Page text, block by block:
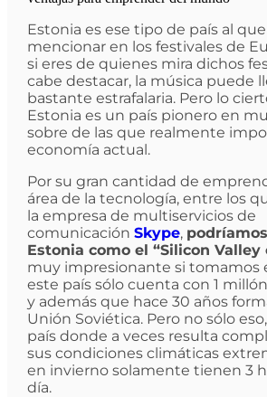
Estonia es ese tipo de país al
mencionar en los festivales de
si eres de quienes mira dichos
cabe destacar, la música puede
bastante estrafalaria. Pero lo
Estonia es un país pionero en
sobre de las que realmente
economía actual.
Por su gran cantidad de
área de la tecnología, entre los
la empresa de multiservicios de
comunicación Skype,
Estonia como el “Silicon Valley
muy impresionante si tomamos
este país sólo cuenta con 1
y además que hace 30 años
Unión Soviética. Pero no sólo
país donde a veces resulta
sus condiciones climáticas
en invierno solamente tienen 3
día.